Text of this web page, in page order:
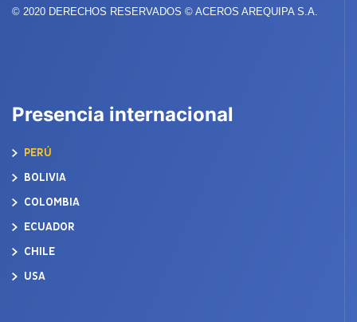
© 2020 DERECHOS RESERVADOS © ACEROS AREQUIPA S.A.
Presencia internacional
PERÚ
BOLIVIA
COLOMBIA
ECUADOR
CHILE
USA